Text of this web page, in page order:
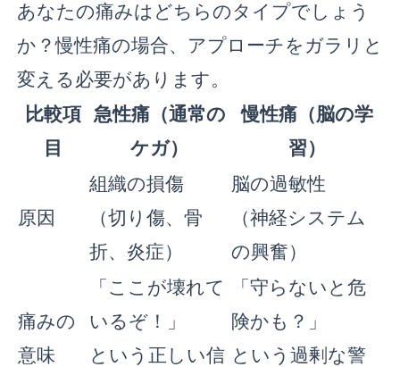
あなたの痛みはどちらのタイプでしょう
か？慢性痛の場合、アプローチをガラリと
変える必要があります。
比較項
目
急性痛（通常の
ケガ）
慢性痛（脳の学
習）
原因
組織の損傷
（切り傷、骨
折、炎症）
脳の過敏性
（神経システム
の興奮）
痛みの
意味
「ここが壊れて
いるぞ！」
という正しい信
「守らないと危
険かも？」
という過剰な警